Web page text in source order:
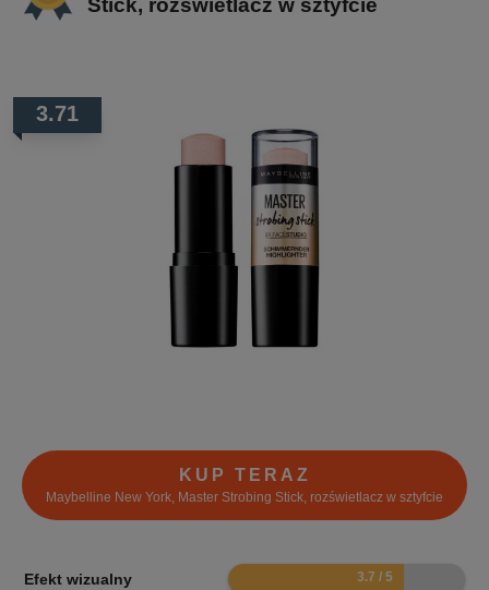
3.71
KUP TERAZ
Maybelline New York, Master Strobing Stick, rozświetlacz w sztyfcie
Efekt wizualny 7.4